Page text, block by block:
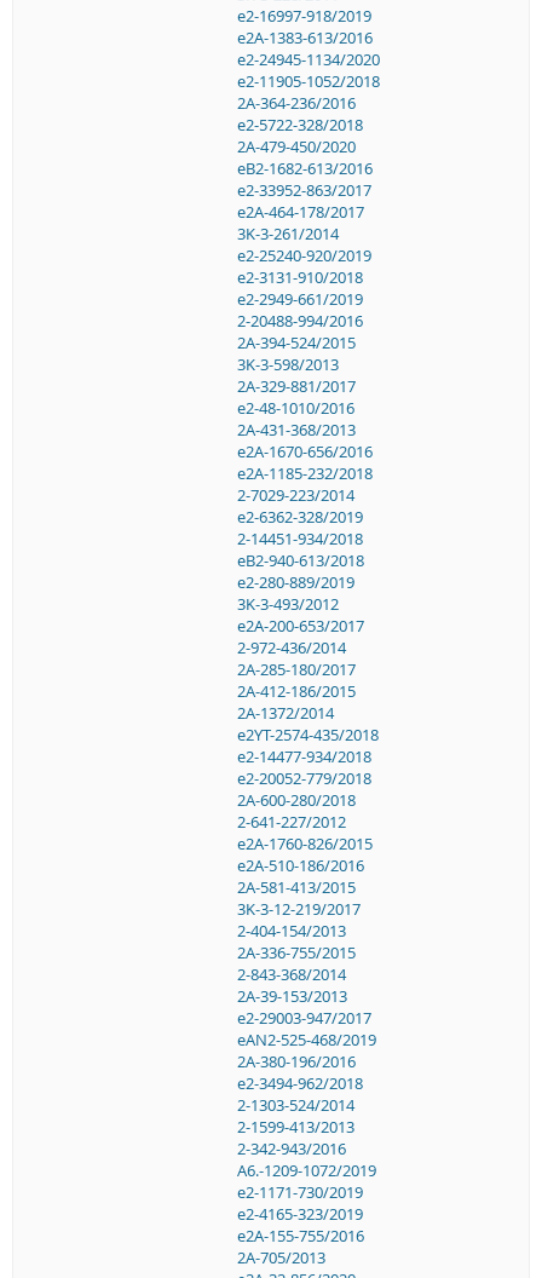
e2-16997-918/2019
e2A-1383-613/2016
e2-24945-1134/2020
e2-11905-1052/2018
2A-364-236/2016
e2-5722-328/2018
2A-479-450/2020
eB2-1682-613/2016
e2-33952-863/2017
e2A-464-178/2017
3K-3-261/2014
e2-25240-920/2019
e2-3131-910/2018
e2-2949-661/2019
2-20488-994/2016
2A-394-524/2015
3K-3-598/2013
2A-329-881/2017
e2-48-1010/2016
2A-431-368/2013
e2A-1670-656/2016
e2A-1185-232/2018
2-7029-223/2014
e2-6362-328/2019
2-14451-934/2018
eB2-940-613/2018
e2-280-889/2019
3K-3-493/2012
e2A-200-653/2017
2-972-436/2014
2A-285-180/2017
2A-412-186/2015
2A-1372/2014
e2YT-2574-435/2018
e2-14477-934/2018
e2-20052-779/2018
2A-600-280/2018
2-641-227/2012
e2A-1760-826/2015
e2A-510-186/2016
2A-581-413/2015
3K-3-12-219/2017
2-404-154/2013
2A-336-755/2015
2-843-368/2014
2A-39-153/2013
e2-29003-947/2017
eAN2-525-468/2019
2A-380-196/2016
e2-3494-962/2018
2-1303-524/2014
2-1599-413/2013
2-342-943/2016
A6.-1209-1072/2019
e2-1171-730/2019
e2-4165-323/2019
e2A-155-755/2016
2A-705/2013